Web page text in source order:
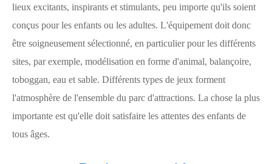
lieux excitants, inspirants et stimulants, peu importe qu'ils soient
conçus pour les enfants ou les adultes. L'équipement doit donc
être soigneusement sélectionné, en particulier pour les différents
sites, par exemple, modélisation en forme d'animal, balançoire,
toboggan, eau et sable. Différents types de jeux forment
l'atmosphère de l'ensemble du parc d'attractions. La chose la plus
importante est qu'elle doit satisfaire les attentes des enfants de
tous âges.